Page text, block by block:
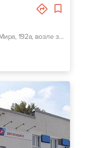
г. Чернигов, проспект Мира, 192а, возле заправки ОККО